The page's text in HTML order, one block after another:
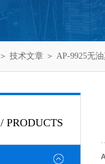
＞ 技术文章 ＞ AP-9925无
/ PRODUCTS